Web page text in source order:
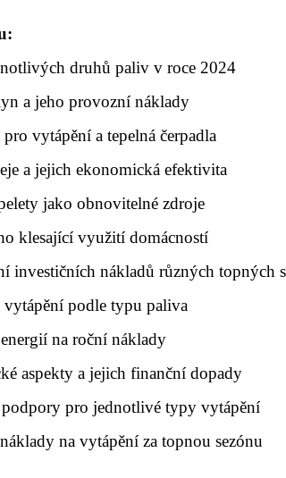
druhů paliv v roce 2024
a jeho provozní náklady
vytápění a tepelná čerpadla
a jejich ekonomická efektivita
jako obnovitelné zdroje
klesající využití domácností
investičních nákladů různých topných
vytápění podle typu paliva
na roční náklady
aspekty a jejich finanční dopady
podpory pro jednotlivé typy vytápění
na vytápění za topnou sezónu